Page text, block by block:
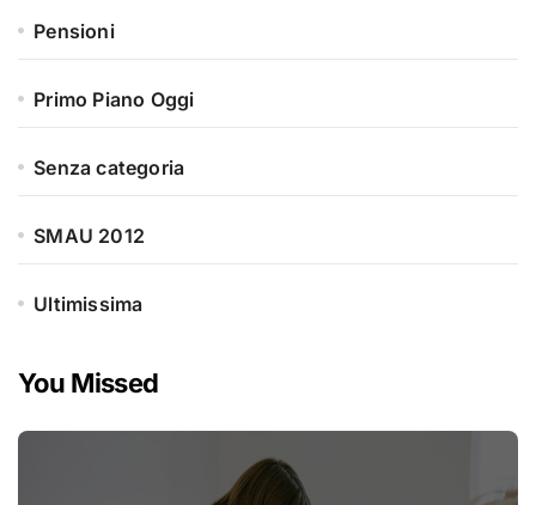
Pensioni
Primo Piano Oggi
Senza categoria
SMAU 2012
Ultimissima
You Missed